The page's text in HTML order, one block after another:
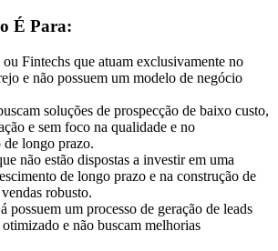
É Para:
Fintechs que atuam exclusivamente no
e não possuem um modelo de negócio
soluções de prospecção de baixo custo,
e sem foco na qualidade e no
de longo prazo.
não estão dispostas a investir em uma
de longo prazo e na construção de
robusto.
possuem um processo de geração de leads
e não buscam melhorias